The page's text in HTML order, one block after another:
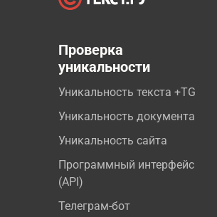
Проверка
уникальности
Уникальность текста +TG
Уникальность документа
Уникальность сайта
Программный интерфейс
(API)
Телеграм-бот